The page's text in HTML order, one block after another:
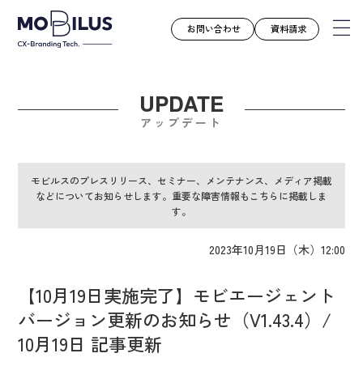
モビルスとは
導入事例
ユースケース
お知らせ
お役立ち資料
会社案内
採用情報
お問い合わせ 資料請求
UPDATE
アップデート
モビルスのプレスリリース、セミナー、メンテナンス、メディア掲載
などについてお知らせします。重要な障害情報もこちらに掲載しま
す。
2023年10月19日（木）12:00
【10月19日実施完了】モビエージェント
バージョン更新のお知らせ（V1.43.4）/
10月19日 記事更新